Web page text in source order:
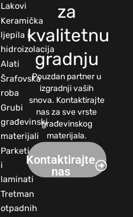
Lakovi
Keramička
ljepila i
hidroizolacija
Alati
Šrafovska
roba
Grubi
građevinski
materijali
Parketi
i
laminati
Tretman
otpadnih
za
kvalitetnu
gradnju
Pouzdan partner u
izgradnji vaših
snova. Kontaktirajte
nas za sve vrste
građevinskog
materijala.
Kontaktirajte
nas